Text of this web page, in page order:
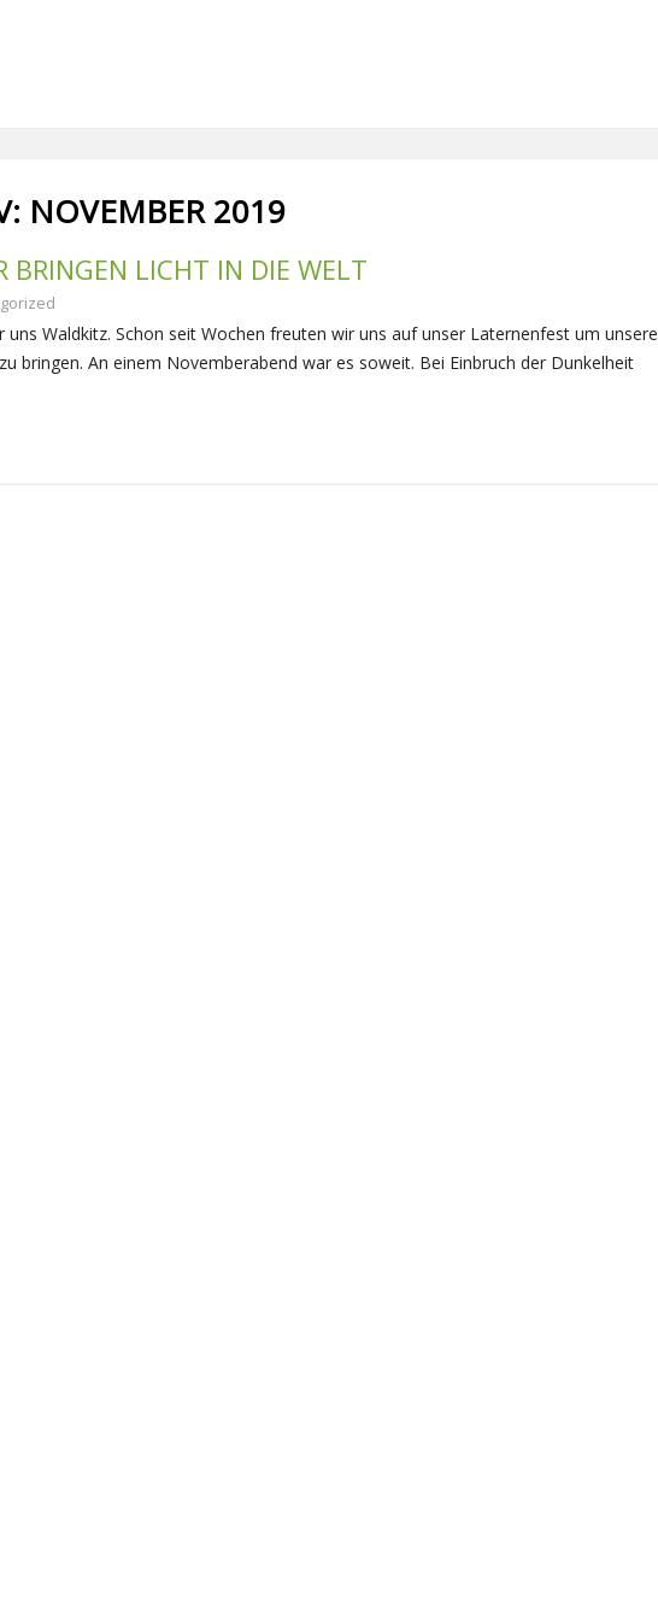
NOVEMBER 2019
BRINGEN LICHT IN DIE WELT
Waldkitz. Schon seit Wochen freuten wir uns auf unser Laternenfest um unsere
bringen. An einem Novemberabend war es soweit. Bei Einbruch der Dunkelheit